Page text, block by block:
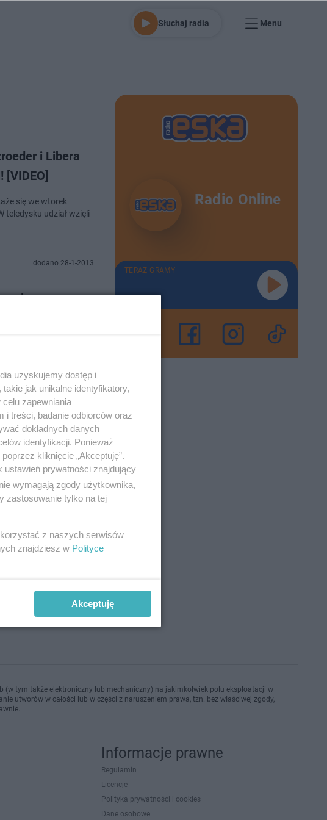
Słuchaj radia Menu
i Libera
się we wtorek
teledysku udział wzięli
dodano 28-1-2013
role w
i Natalii Szroeder
dodano 15-1-2013
Gwiazdę zobaczymy
z Natalią Szroeder.
dodano 10-1-2013
Radio Online
TERAZ GRAMY
tym także elektroniczny lub mechaniczny) na jakimkolwiek polu eksploatacji w
utworów w całości lub w części z naruszeniem prawa, tzn. bez właściwej zgody,
Informacje prawne
Regulamin
Licencje
Polityka prywatności i cookies
Dane osobowe
uzyskujemy dostęp i
jak unikalne identyfikatory,
zapewniania
i treści, badanie odbiorców oraz
dokładnych danych
identyfikacji. Ponieważ
kliknięcie „Akceptuję”.
prywatności znajdujący
wymagają zgody użytkownika,
zastosowanie tylko na tej
z naszych serwisów
znajdziesz w Polityce
Akceptuję